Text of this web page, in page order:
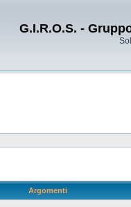
G.I.R.O.S. -
Argomenti